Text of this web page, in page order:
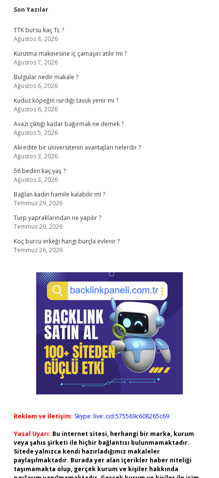
Sidebar
Son Yazılar
TTK bursu kaç TL ?
Ağustos 8, 2026
Kurutma makinesine iç çamaşırı atılır mı ?
Ağustos 7, 2026
Bulgular nedir makale ?
Ağustos 6, 2026
Kuduz köpeğin ısırdığı tavuk yenir mi ?
Ağustos 6, 2026
Avazı çıktığı kadar bağırmak ne demek ?
Ağustos 5, 2026
Akredite bir üniversitenin avantajları nelerdir ?
Ağustos 3, 2026
56 beden kaç yaş ?
Ağustos 3, 2026
Bağlan kadın hamile kalabilir mi ?
Temmuz 29, 2026
Turp yapraklarından ne yapılır ?
Temmuz 29, 2026
Koç burcu erkeği hangi burçla evlenir ?
Temmuz 26, 2026
Reklam ve İletişim: Skype: live:.cid.575569c608265c69
Yasal Uyarı: Bu internet sitesi, herhangi bir marka, kurum
veya şahıs şirketi ile hiçbir bağlantısı bulunmamaktadır.
Sitede yalnızca kendi hazırladığımız makaleler
paylaşılmaktadır. Burada yer alan içerikler haber niteliği
taşımamakta olup, gerçek kurum ve kişiler hakkında